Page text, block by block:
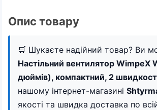
Опис товару
🛒 Шукаєте надійний товар? Ви
Настільний вентилятор WimpeX
дюймів), компактний, 2
нашому інтернет-магазині
якості та швидка доставка по